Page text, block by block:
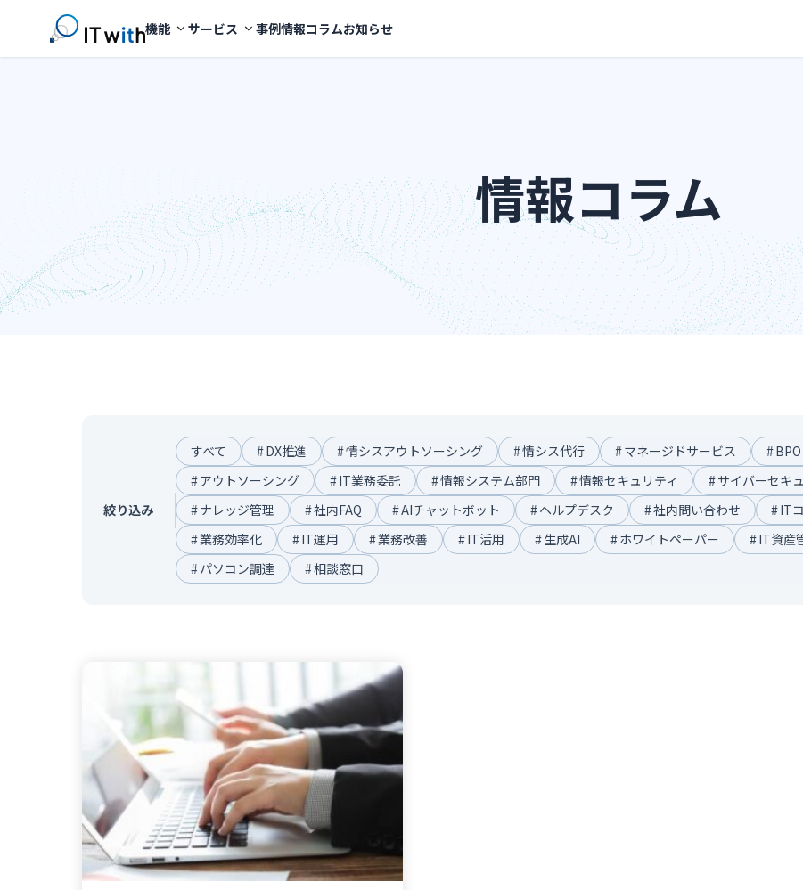
機能 サービス 事例情報コラムお知らせ
情報コラム
絞り込み
すべて #DX推進 #情シスアウトソーシング #情シス代行 #マネージドサービス #BPO
#アウトソーシング #IT業務委託 #情報システム部門 #情報セキュリティ #サイバーセキ
#ナレッジ管理 #社内FAQ #AIチャットボット #ヘルプデスク #社内問い合わせ #IT
#業務効率化 #IT運用 #業務改善 #IT活用 #生成AI #ホワイトペーパー #IT資産
#パソコン調達 #相談窓口